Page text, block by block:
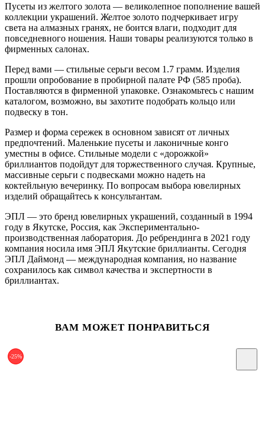
Пусеты из желтого золота — великолепное пополнение вашей
коллекции украшений. Желтое золото подчеркивает игру
света на алмазных гранях, не боится влаги, подходит для
повседневного ношения. Наши товары реализуются только в
фирменных салонах.
Перед вами — стильные серьги весом 1.7 грамм. Изделия
прошли опробование в пробирной палате РФ (585 проба).
Поставляются в фирменной упаковке. Ознакомьтесь с нашим
каталогом, возможно, вы захотите подобрать кольцо или
подвеску в тон.
Размер и форма сережек в основном зависят от личных
предпочтений. Маленькие пусеты и лаконичные конго
уместны в офисе. Стильные модели с «дорожкой»
бриллиантов подойдут для торжественного случая. Крупные,
массивные серьги с подвесками можно надеть на
коктейльную вечеринку. По вопросам выбора ювелирных
изделий обращайтесь к консультантам.
ЭПЛ — это бренд ювелирных украшений, созданный в 1994
году в Якутске, Россия, как Экспериментально-
производственная лаборатория. До ребрендинга в 2021 году
компания носила имя ЭПЛ Якутские бриллианты. Сегодня
ЭПЛ Даймонд — международная компания, но название
сохранилось как символ качества и экспертности в
бриллиантах.
ВАМ МОЖЕТ ПОНРАВИТЬСЯ
-25%